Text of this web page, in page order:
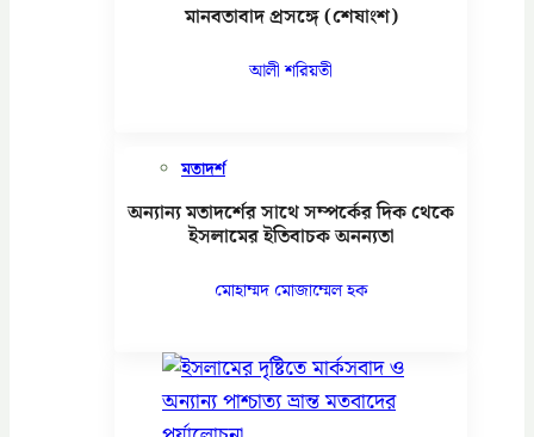
মানবতাবাদ প্রসঙ্গে (শেষাংশ)
আলী শরিয়তী
মতাদর্শ
অন্যান্য মতাদর্শের সাথে সম্পর্কের দিক থেকে
ইসলামের ইতিবাচক অনন্যতা
মোহাম্মদ মোজাম্মেল হক